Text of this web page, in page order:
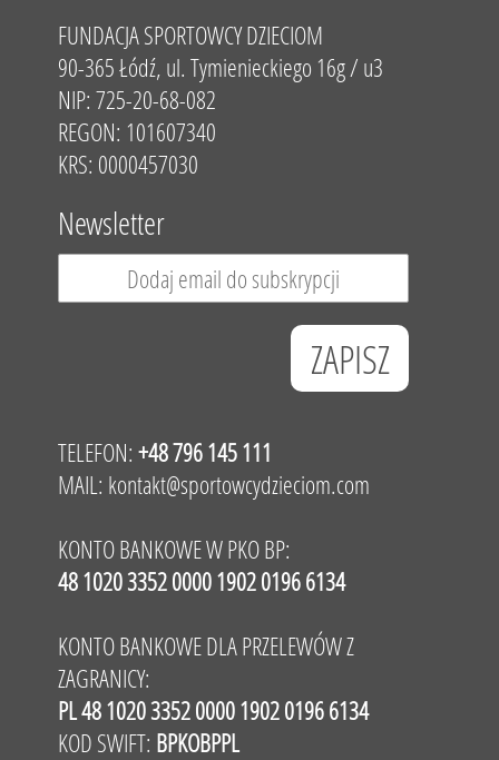
FUNDACJA SPORTOWCY DZIECIOM
90-365 Łódź, ul. Tymienieckiego 16g / u3
NIP: 725-20-68-082
REGON: 101607340
KRS: 0000457030
Newsletter
TELEFON: +48 796 145 111
MAIL: kontakt@sportowcydzieciom.com
KONTO BANKOWE W PKO BP:
48 1020 3352 0000 1902 0196 6134
KONTO BANKOWE DLA PRZELEWÓW Z
ZAGRANICY:
PL 48 1020 3352 0000 1902 0196 6134
KOD SWIFT: BPKOBPPL